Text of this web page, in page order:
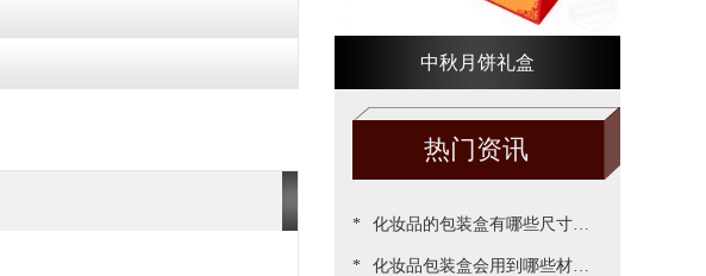
中秋月饼礼盒
热门资讯
* 化妆品的包装盒有哪些尺寸，
包装尺寸需要怎么设定呢[吉彩
* 化妆品包装盒会用到哪些材